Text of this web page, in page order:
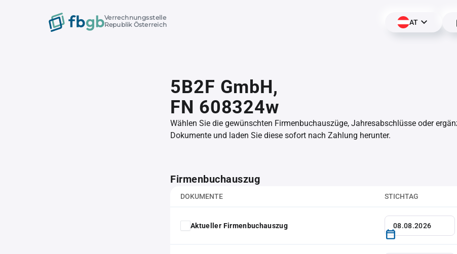
Verrechnungsstelle
Republik Österreich
AT
5B2F GmbH,
FN 608324w
Wählen Sie die gewünschten Firmenbuchauszüge, Jahresabschlüsse oder
Dokumente und laden Sie diese sofort nach Zahlung herunter.
Firmenbuchauszug
DOKUMENTE STICHTAG
Aktueller Firmenbuchauszug